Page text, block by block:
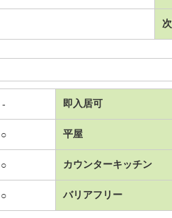
- 即入居可
○ 平屋
○ カウンターキッチン
○ バリアフリー